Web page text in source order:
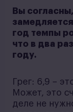
Вы
год темпы
что в два
году.
Грег: 6,9 –
Может, это
деле не